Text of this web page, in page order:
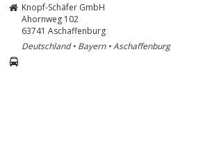
Knopf-Schäfer GmbH
Ahornweg 102
63741 Aschaffenburg
Deutschland • Bayern • Aschaffenburg